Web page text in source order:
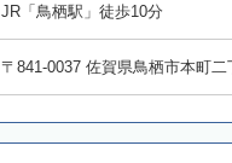
JR「鳥栖駅」徒歩10分
〒841-0037 佐賀県鳥栖市本町二